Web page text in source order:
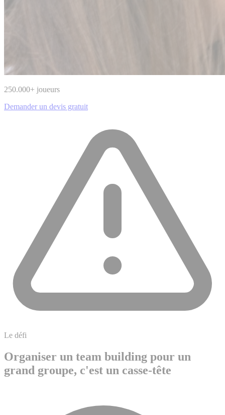
250.000+ joueurs
Demander un devis gratuit
Le défi
Organiser un team building pour un
grand groupe, c'est un casse-tête